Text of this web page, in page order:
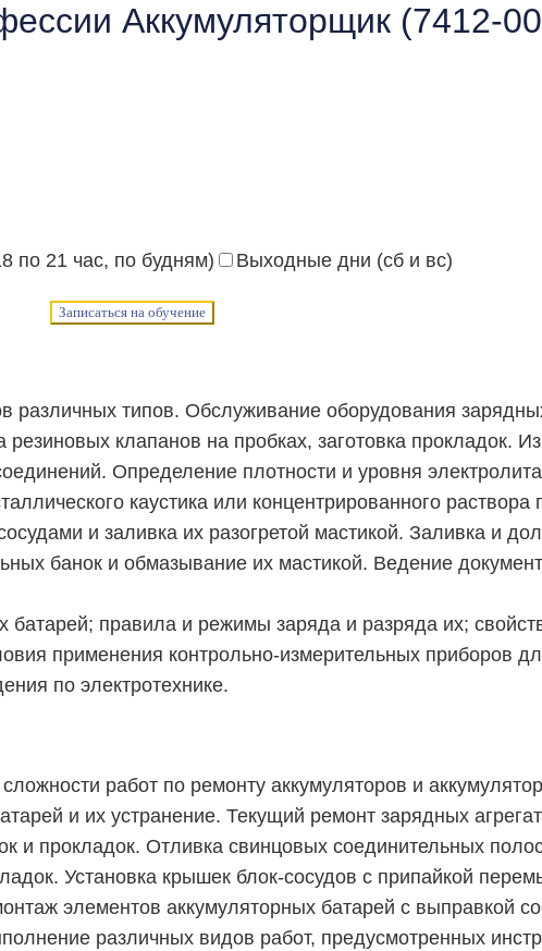
Аккумуляторщик (7412-
по 21 час, по будням) Выходные дни (сб и вс)
Записаться на обучение
различных типов. Обслуживание оборудования
клапанов на пробках, заготовка прокладок.
Определение плотности и уровня
каустика или концентрированного раствора
и заливка их разогретой мастикой. Заливка и
банок и обмазывание их мастикой. Ведение
батарей; правила и режимы заряда и разряда их;
применения контрольно-измерительных приборов
по электротехнике.
работ по ремонту аккумуляторов и
и их устранение. Текущий ремонт зарядных
и прокладок. Отливка свинцовых соединительных
Установка крышек блок-сосудов с припайкой
элементов аккумуляторных батарей с выправкой
различных видов работ, предусмотренных